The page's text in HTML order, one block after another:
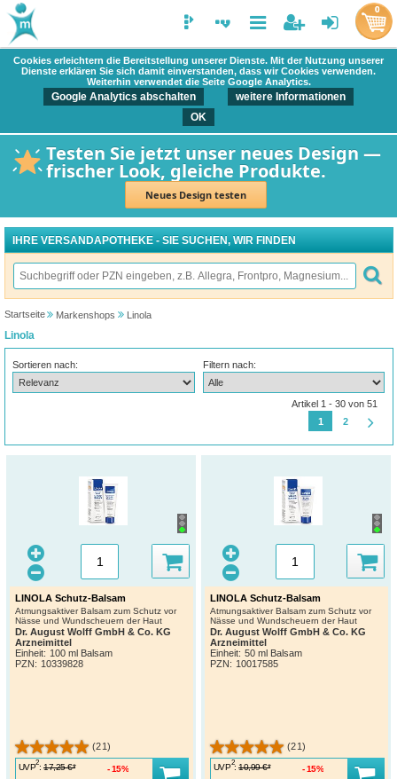
Cookies erleichtern die Bereitstellung unserer Dienste. Mit der Nutzung unserer
Dienste erklären Sie sich damit einverstanden, dass wir Cookies verwenden.
Weiterhin verwendet die Seite Google Analytics.
Google Analytics abschalten
weitere Informationen
OK
Testen Sie jetzt unser neues Design —
frischer Look, gleiche Produkte.
Neues Design testen
0
IHRE VERSANDAPOTHEKE - SIE SUCHEN, WIR FINDEN
Startseite Markenshops Linola
Linola
Sortieren nach: Filtern nach:
Artikel 1 - 30 von 51
1
2
LINOLA Schutz-Balsam
Atmungsaktiver Balsam zum Schutz vor
Nässe und Wundscheuern der Haut
Dr. August Wolff GmbH & Co. KG
Arzneimittel
Einheit: 100 ml Balsam
PZN : 10339828
(21)
UVP
2
: 17,25 €*
15%
LINOLA Schutz-Balsam
Atmungsaktiver Balsam zum Schutz vor
Nässe und Wundscheuern der Haut
Dr. August Wolff GmbH & Co. KG
Arzneimittel
Einheit: 50 ml Balsam
PZN : 10017585
(21)
UVP
2
: 10,99 €*
15%